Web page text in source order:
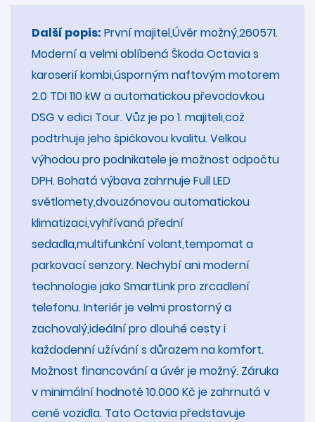
Další popis: První majitel,Úvěr možný,260571.
Moderní a velmi oblíbená Škoda Octavia s
karoserií kombi,úsporným naftovým motorem
2.0 TDI 110 kW a automatickou převodovkou
DSG v edici Tour. Vůz je po 1. majiteli,což
podtrhuje jeho špičkovou kvalitu. Velkou
výhodou pro podnikatele je možnost odpočtu
DPH. Bohatá výbava zahrnuje Full LED
světlomety,dvouzónovou automatickou
klimatizaci,vyhřívaná přední
sedadla,multifunkční volant,tempomat a
parkovací senzory. Nechybí ani moderní
technologie jako SmartLink pro zrcadlení
telefonu. Interiér je velmi prostorný a
zachovalý,ideální pro dlouhé cesty i
každodenní užívání s důrazem na komfort.
Možnost financování a úvěr je možný. Záruka
v minimální hodnotě 10.000 Kč je zahrnutá v
ceně vozidla. Tato Octavia představuje